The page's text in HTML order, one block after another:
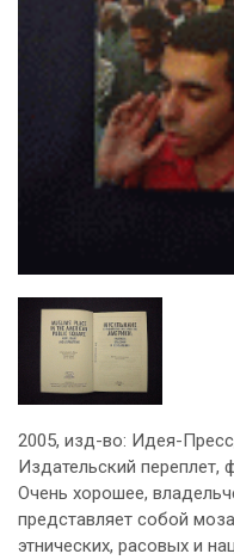
2005, изд-во: Идея-
Издательский переплет,
Очень хорошее,
представляет собой
этнических, расовых и